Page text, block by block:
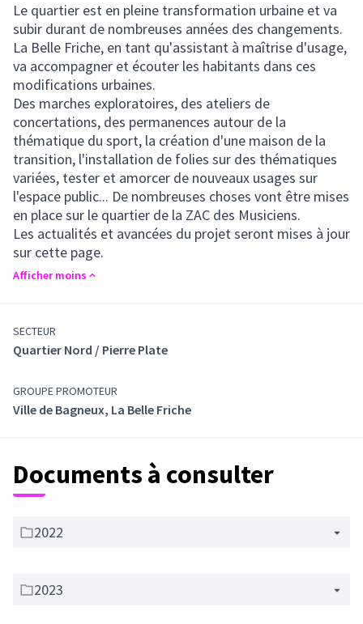
Le quartier est en pleine transformation urbaine et va
subir durant de nombreuses années des changements.
La Belle Friche, en tant qu'assistant à maîtrise d'usage,
va accompagner et écouter les habitants dans ces
modifications urbaines.
Des marches exploratoires, des ateliers de
concertations, des permanences autour de la
thématique du sport, la création d'une maison de la
transition, l'installation de folies sur des thématiques
variées, tester et amorcer de nouveaux usages sur
l'espace public... De nombreuses choses vont être mises
en place sur le quartier de la ZAC des Musiciens.
Les actualités et avancées du projet seront mises à jour
sur cette page.
Afficher moins
SECTEUR
Quartier Nord / Pierre Plate
GROUPE PROMOTEUR
Ville de Bagneux, La Belle Friche
Documents à consulter
2022
2023